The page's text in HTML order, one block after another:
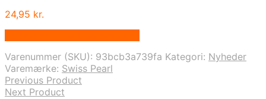
24,95 kr.
Varenummer (SKU): 93bcb3a739fa Kategori: Nyheder
Varemærke: Swiss Pearl
Previous Product
Next Product